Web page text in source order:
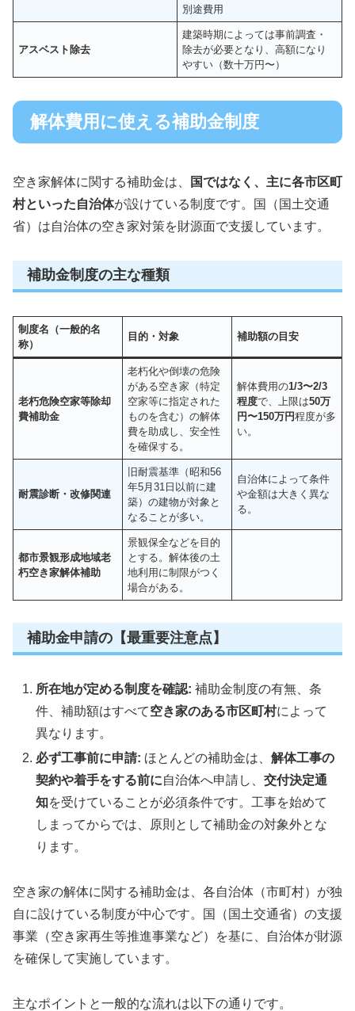
別途費用
アスベスト除去
建築時期によっては事前調査・
除去が必要となり、高額になり
やすい（数十万円〜）
解体費用に使える補助金制度
空き家解体に関する補助金は、
国ではなく、主に各市区町
村といった自治体が設けている制度です。国（国土交通
省）は自治体の空き家対策を財源面で支援しています。
補助金制度の主な種類
制度名（一般的名
称）
目的・対象 補助額の目安
老朽危険空家等除却
費補助金
老朽化や倒壊の危険
がある空き家（特定
空家等に指定された
ものを含む）の解体
費を助成し、安全性
を確保する。
解体費用の1/3〜2/3
程度で、上限は50万
円〜150万円程度が多
い。
耐震診断・改修関連
旧耐震基準（昭和56
年5月31日以前に建
築）の建物が対象と
なることが多い。
自治体によって条件
や金額は大きく異な
る。
都市景観形成地域老
朽空き家解体補助
景観保全などを目的
とする。解体後の土
地利用に制限がつく
場合がある。
補助金申請の【最重要注意点】
所在地が定める制度を確認: 補助金制度の有無、条
件、補助額はすべて空き家のある市区町村によって
異なります。
必ず工事前に申請: ほとんどの補助金は、解体工事の
契約や着手をする前に自治体へ申請し、交付決定通
知を受けていることが必須条件です。工事を始めて
しまってからでは、原則として補助金の対象外とな
ります。
空き家の解体に関する補助金は、各自治体（市町村）が独
自に設けている制度が中心です。国（国土交通省）の支援
事業（空き家再生等推進事業など）を基に、自治体が財源
を確保して実施しています。
主なポイントと一般的な流れは以下の通りです。